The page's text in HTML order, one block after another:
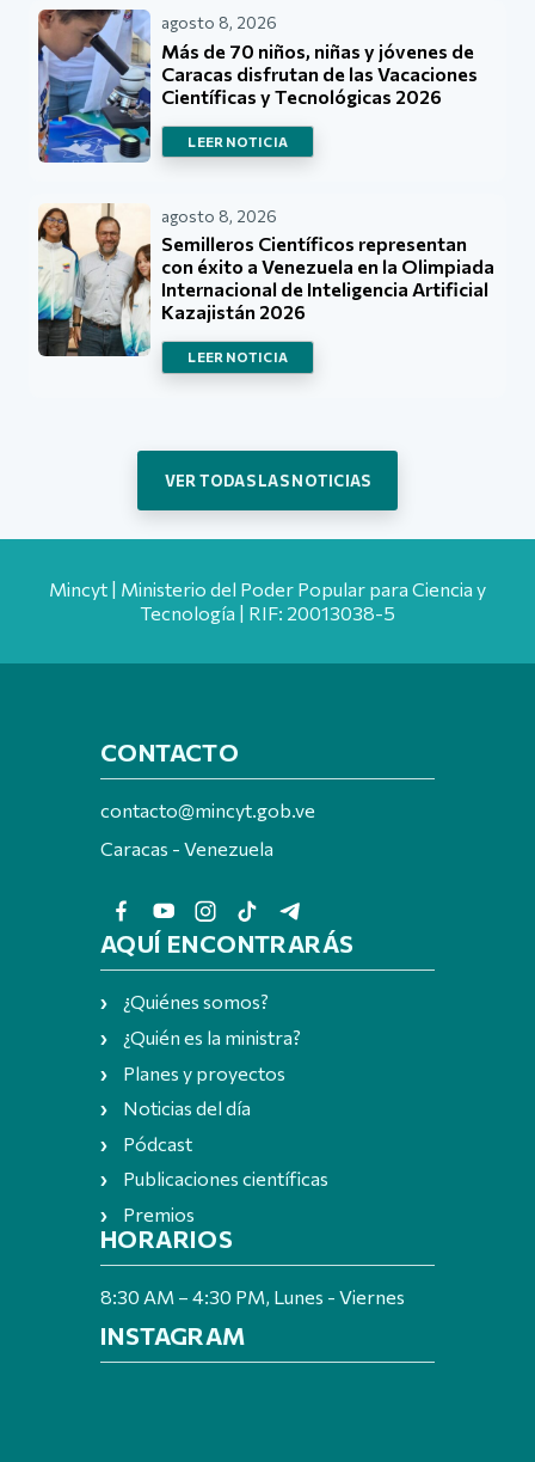
agosto 8, 2026
Más de 70 niños, niñas y jóvenes de
Caracas disfrutan de las Vacaciones
Científicas y Tecnológicas 2026
LEER NOTICIA
agosto 8, 2026
Semilleros Científicos representan
con éxito a Venezuela en la Olimpiada
Internacional de Inteligencia Artificial
Kazajistán 2026
LEER NOTICIA
VER TODAS LAS NOTICIAS
Mincyt | Ministerio del Poder Popular para Ciencia y
Tecnología | RIF: 20013038-5
CONTACTO
contacto@mincyt.gob.ve
Caracas - Venezuela
AQUÍ ENCONTRARÁS
¿Quiénes somos?
¿Quién es la ministra?
Planes y proyectos
Noticias del día
Pódcast
Publicaciones científicas
Premios
HORARIOS
8:30 AM – 4:30 PM, Lunes - Viernes
INSTAGRAM